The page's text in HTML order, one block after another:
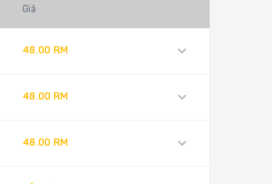
Giá
48.00 RM
48.00 RM
48.00 RM